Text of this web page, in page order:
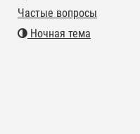
Частые вопросы
Ночная тема